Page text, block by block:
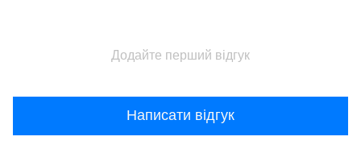
Додайте перший відгук
Написати відгук